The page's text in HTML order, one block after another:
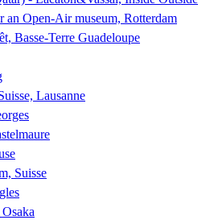
an Open-Air museum, Rotterdam
Basse-Terre Guadeloupe
Lausanne
Suisse